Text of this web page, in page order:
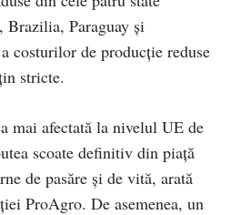
Paraguay și
costurilor de producție reduse
stricte.
mai afectată la nivelul UE de
scoate definitiv din piață
de pasăre și de vită, arată
ProAgro. De asemenea, un